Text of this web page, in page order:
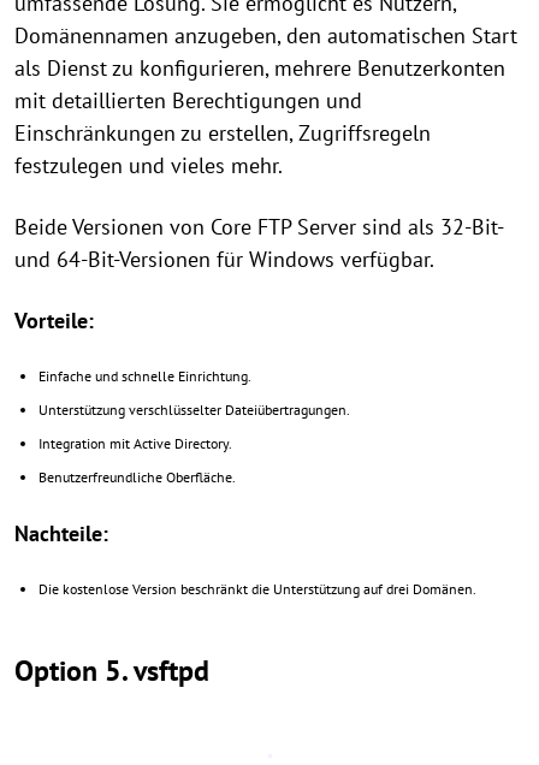
Domänennamen anzugeben, den automatischen Start
als Dienst zu konfigurieren, mehrere Benutzerkonten
mit detaillierten Berechtigungen und
Einschränkungen zu erstellen, Zugriffsregeln
festzulegen und vieles mehr.
Beide Versionen von Core FTP Server sind als 32-Bit-
und 64-Bit-Versionen für Windows verfügbar.
Vorteile:
Einfache und schnelle Einrichtung.
Unterstützung verschlüsselter Dateiübertragungen.
Integration mit Active Directory.
Benutzerfreundliche Oberfläche.
Nachteile:
Die kostenlose Version beschränkt die Unterstützung auf drei Domänen.
Option 5. vsftpd